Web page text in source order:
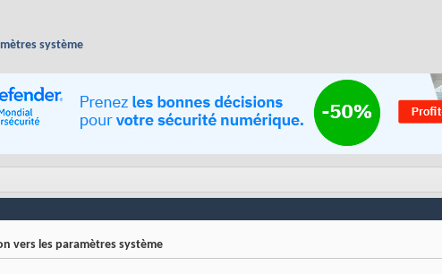
système
vers les paramètres système